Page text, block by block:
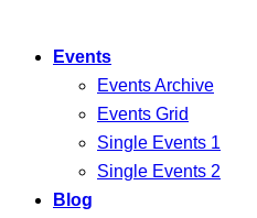
Events
Events Archive
Events Grid
Single Events 1
Single Events 2
Blog